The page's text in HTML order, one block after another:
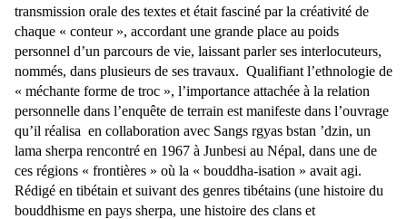
transmission orale des textes et était fasciné par la créativité de
chaque « conteur », accordant une grande place au poids
personnel d’un parcours de vie, laissant parler ses interlocuteurs,
nommés, dans plusieurs de ses travaux. Qualifiant l’ethnologie de
« méchante forme de troc », l’importance attachée à la relation
personnelle dans l’enquête de terrain est manifeste dans l’ouvrage
qu’il réalisa en collaboration avec Sangs rgyas bstan ’dzin, un
lama sherpa rencontré en 1967 à Junbesi au Népal, dans une de
ces régions « frontières » où la « bouddha-isation » avait agi.
Rédigé en tibétain et suivant des genres tibétains (une histoire du
bouddhisme en pays sherpa, une histoire des clans et